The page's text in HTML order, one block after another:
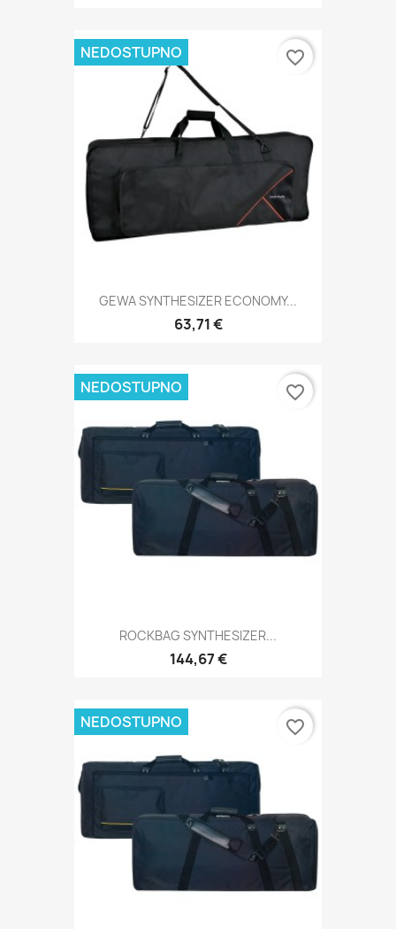
GEWA SYNTHESIZER ECONOMY...
63,71 €
NEDOSTUPNO favorite_border
ROCKBAG SYNTHESIZER...
144,67 €
NEDOSTUPNO favorite_border
NEDOSTUPNO favorite_border